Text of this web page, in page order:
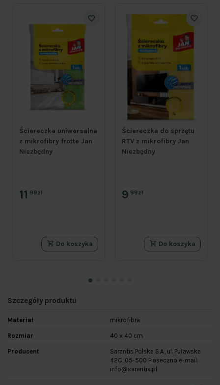
Ściereczka uniwersalna
z mikrofibry frotte Jan
Niezbędny
11 99zł
Do koszyka
Ściereczka do sprzętu
RTV z mikrofibry Jan
Niezbędny
9 99zł
Do koszyka
Szczegóły produktu
Materiał mikrofibra
Rozmiar 40 x 40 cm
Producent
Sarantis Polska S.A., ul. Puławska
42C, 05-500 Piaseczno e-mail:
info@sarantis.pl